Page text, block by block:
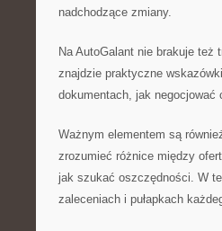
nadchodzące zmiany.
Na AutoGalant nie brakuje
znajdzie praktyczne
dokumentach, jak
Ważnym elementem są
zrozumieć różnice między
jak szukać oszczędności. W
zaleceniach i pułapkach